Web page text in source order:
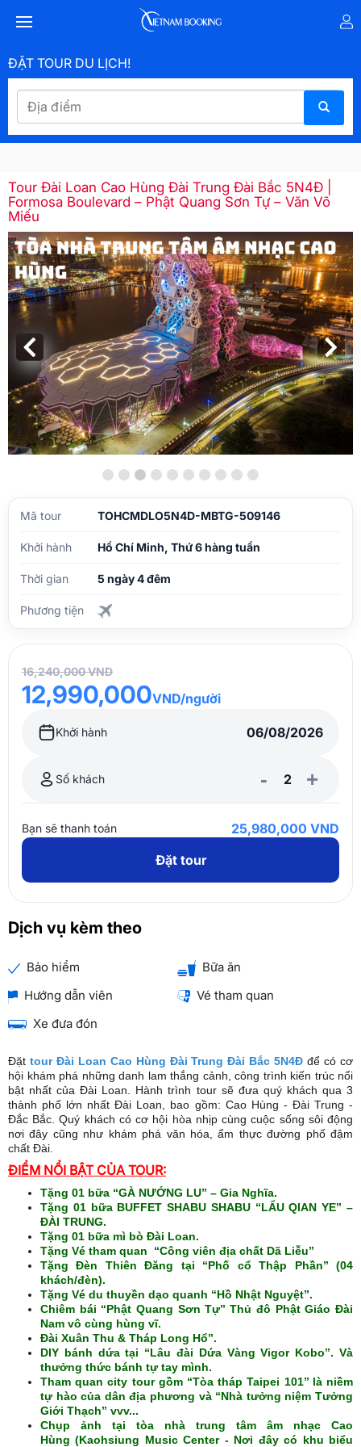
ĐẶT TOUR DU LỊCH!
Tour Đài Loan Cao Hùng Đài Trung Đài Bắc 5N4Đ |
Formosa Boulevard – Phật Quang Sơn Tự – Văn Võ
Miếu
Mã tour TOHCMDLO5N4D-MBTG-509146
Khởi hành Hồ Chí Minh, Thứ 6 hàng tuần
Thời gian 5 ngày 4 đêm
Phương tiện
16,240,000 VND
12,990,000VND/người
Khởi hành
Số khách - +
Bạn sẽ thanh toán
25,980,000 VND
Đặt tour
Dịch vụ kèm theo
Bảo hiểm
Bữa ăn
Hướng dẫn viên
Vé tham quan
Xe đưa đón
Đặt tour Đài Loan Cao Hùng Đài Trung Đài Bắc 5N4Đ để có cơ
hội khám phá những danh lam thắng cảnh, công trình kiến trúc nổi
bật nhất của Đài Loan. Hành trình tour sẽ đưa quý khách qua 3
thành phố lớn nhất Đài Loan, bao gồm: Cao Hùng - Đài Trung -
Đắc Bắc. Quý khách có cơ hội hòa nhịp cùng cuộc sống sôi động
nơi đây cũng như khám phá văn hóa, ẩm thực đường phố đậm
chất Đài.
ĐIỂM NỔI BẬT CỦA TOUR:
Tặng 01 bữa “GÀ NƯỚNG LU” – Gia Nghĩa.
Tặng 01 bữa BUFFET SHABU SHABU “LẨU QIAN YE” –
ĐÀI TRUNG.
Tặng 01 bữa mì bò Đài Loan.
Tặng Vé tham quan “Công viên địa chất Dã Liễu”
Tặng Đèn Thiên Đăng tại “Phố cổ Thập Phần” (04
khách/đèn).
Tặng Vé du thuyền dạo quanh “Hồ Nhật Nguyệt”.
Chiêm bái “Phật Quang Sơn Tự’’ Thủ đô Phật Giáo Đài
Nam vô cùng hùng vĩ.
Đài Xuân Thu & Tháp Long Hổ’’.
DIY bánh dứa tại “Lâu đài Dứa Vàng Vigor Kobo’’. Và
thưởng thức bánh tự tay mình.
Tham quan city tour gồm “Tòa tháp Taipei 101’’ là niềm
tự hào của dân địa phương và “Nhà tưởng niệm Tưởng
Giới Thạch’’ vvv...
Chụp ảnh tại tòa nhà trung tâm âm nhạc Cao
Hùng (Kaohsiung Music Center - Nơi đây có khu biểu